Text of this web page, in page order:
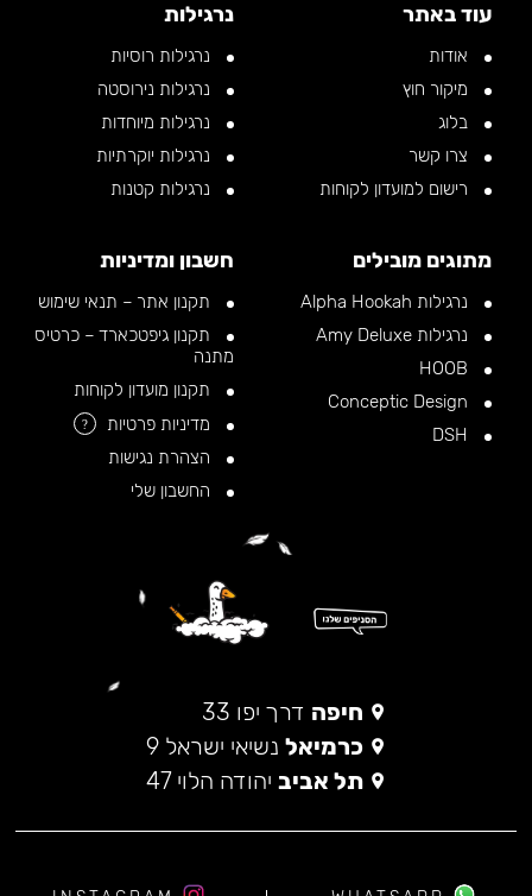
עוד באתר
אודות
מיקור חוץ
בלוג
צרו קשר
רישום למועדון לקוחות
נרגילות
נרגילות רוסיות
נרגילות נירוסטה
נרגילות מיוחדות
נרגילות יוקרתיות
נרגילות קטנות
מתוגים מובילים
נרגילות Alpha Hookah
נרגילות Amy Deluxe
חשבון ומדיניות
תקנון אתר – תנאי שימוש
תקנון גיפטכארד – כרטיס
מתנה
תקנון מועדון לקוחות
מדיניות פרטיות
?
הצהרת נגישות
החשבון שלי
חיפה דרך יפו 33
כרמיאל נשיאי ישראל 9
תל אביב יהודה הלוי 47